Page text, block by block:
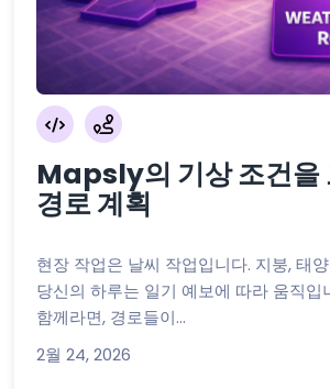
Mapsly의 기상 조건을
경로 계획
현장 작업은 날씨 작업입니다. 지붕, 태
당신의 하루는 일기 예보에 따라 움직
함께라면, 경로들이...
2월 24, 2026